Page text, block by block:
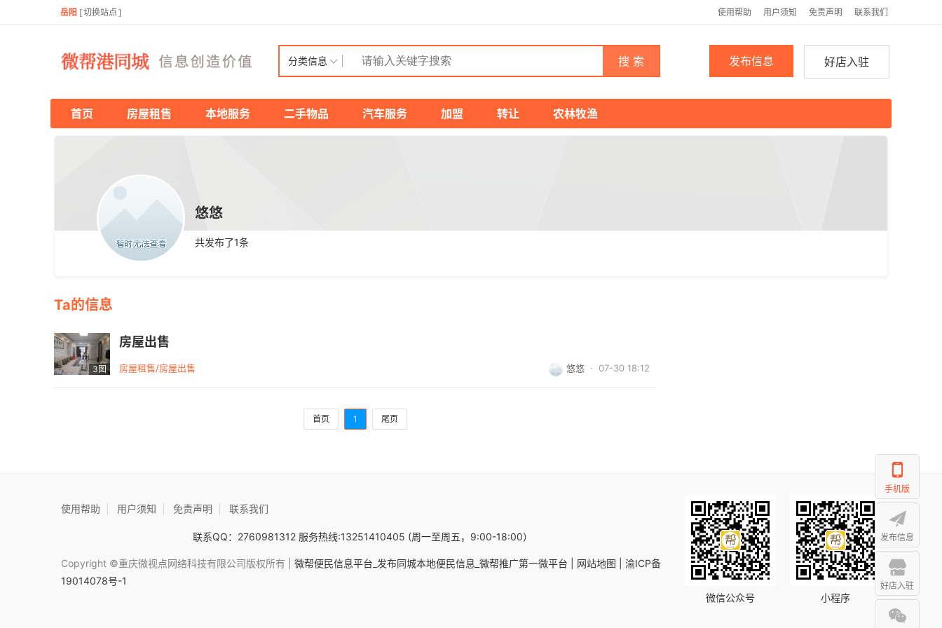
岳阳 [切换站点 ] 使用帮助 用户须知 免责声明 联系我们
分类信息 搜 索 好店入驻
发布信息
首页 房屋租售 本地服务 二手物品 汽车服务 加盟 转让 农林牧渔
悠悠
共发布了1条
Ta的信息
3图
房屋出售
房屋租售/房屋出售 悠悠 · 07-30 18:12
首页 1 尾页
使用帮助 用户须知 免责声明 联系我们
联系QQ：2760981312 服务热线:13251410405 (周一至周五，9:00-18:00）
Copyright ©重庆微视点网络科技有限公司版权所有 | 微帮便民信息平台_发布同城本地便民信息_微帮推广第一微平台 | 网站地图 |
渝ICP备
19014078号-1
小程序
微信公众号
手机版
发布信息
好店入驻